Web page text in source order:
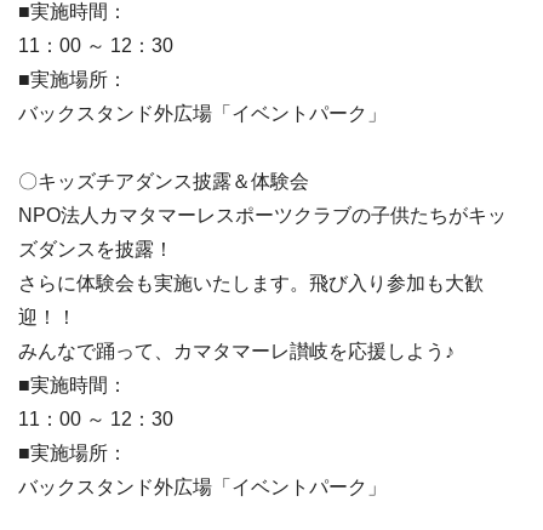
■実施時間：
11：00 ～ 12：30
■実施場所：
バックスタンド外広場「イベントパーク」
〇キッズチアダンス披露＆体験会
NPO法人カマタマーレスポーツクラブの子供たちがキッ
ズダンスを披露！
さらに体験会も実施いたします。飛び入り参加も大歓
迎！！
みんなで踊って、カマタマーレ讃岐を応援しよう♪
■実施時間：
11：00 ～ 12：30
■実施場所：
バックスタンド外広場「イベントパーク」